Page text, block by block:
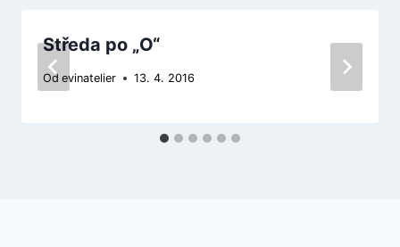
Středa po „O“
Od evinatelier 13. 4. 2016